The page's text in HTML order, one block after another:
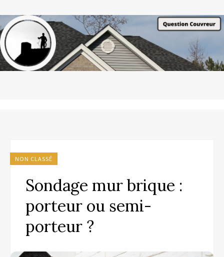
NON CLASSÉ
Sondage mur brique :
porteur ou semi-
porteur ?